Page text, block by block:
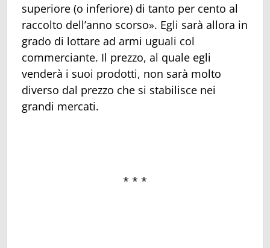
superiore (o inferiore) di tanto per cento al
raccolto dell’anno scorso». Egli sarà allora in
grado di lottare ad armi uguali col
commerciante. Il prezzo, al quale egli
venderà i suoi prodotti, non sarà molto
diverso dal prezzo che si stabilisce nei
grandi mercati.
* * *